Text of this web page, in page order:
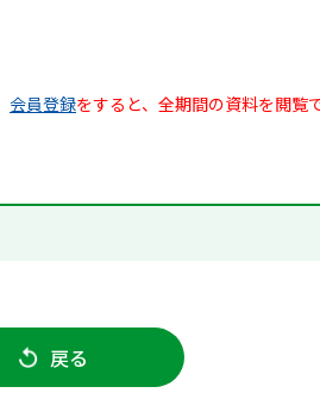
会員登録をすると、全期間の資料を閲覧
戻る